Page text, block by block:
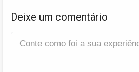
Deixe um comentário